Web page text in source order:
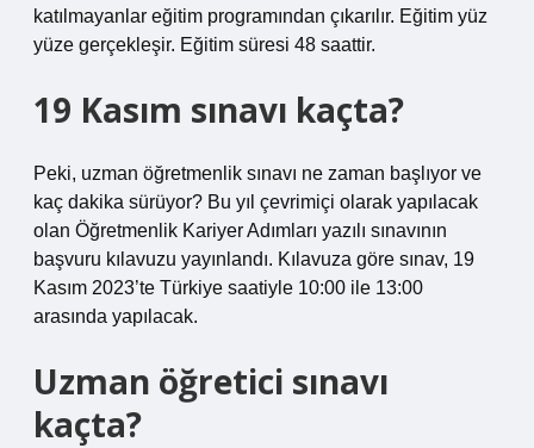
katılmayanlar eğitim programından çıkarılır. Eğitim yüz
yüze gerçekleşir. Eğitim süresi 48 saattir.
19 Kasım sınavı kaçta?
Peki, uzman öğretmenlik sınavı ne zaman başlıyor ve
kaç dakika sürüyor? Bu yıl çevrimiçi olarak yapılacak
olan Öğretmenlik Kariyer Adımları yazılı sınavının
başvuru kılavuzu yayınlandı. Kılavuza göre sınav, 19
Kasım 2023’te Türkiye saatiyle 10:00 ile 13:00
arasında yapılacak.
Uzman öğretici sınavı
kaçta?